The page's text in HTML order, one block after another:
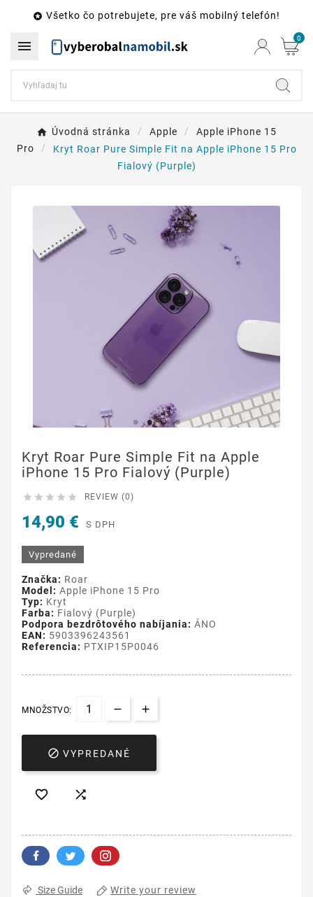
 Všetko čo potrebujete, pre váš mobilný telefón!
 0
Úvodná stránka Apple
Apple iPhone 15
Pro
Kryt Roar Pure Simple Fit na Apple iPhone 15 Pro
Fialový (Purple)
Kryt Roar Pure Simple Fit na Apple
iPhone 15 Pro Fialový (Purple)
     REVIEW (0)
14,90 € S DPH
Vypredané
Značka: Roar
Model: Apple iPhone 15 Pro
Typ: Kryt
Farba: Fialový (Purple)
Podpora bezdrôtového nabíjania: ÁNO
EAN: 5903396243561
Referencia: PTXIP15P0046
MNOŽSTVO:
 VYPREDANÉ
 
Size Guide Write your review